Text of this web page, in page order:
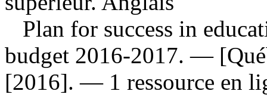
Plan for success in
budget 2016-2017. —
[2016]. — 1 ressource en